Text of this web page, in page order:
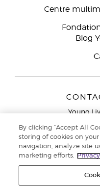
Centre
Blog
Young
9727
Service réservé aux
By clicking “Accept All
storing of cookies on
navigation, analyze site
marketing efforts.